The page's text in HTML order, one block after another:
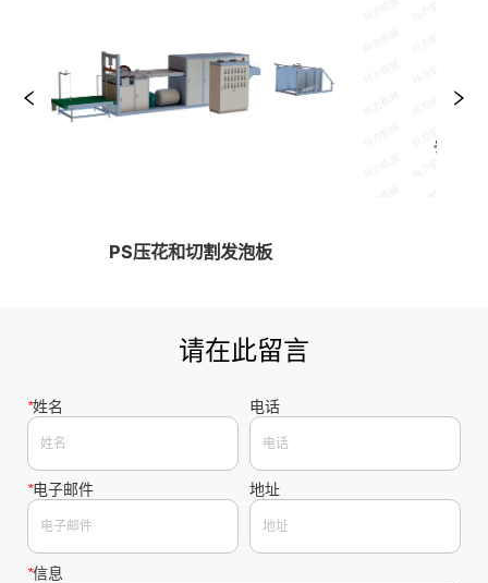
PS压花和切割发泡板
请在此留言
*姓名 电话
*电子邮件 地址
*信息